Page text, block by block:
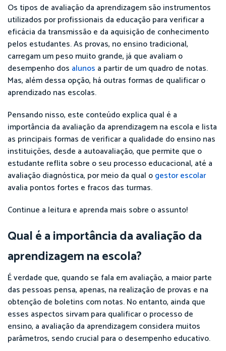
Os tipos de avaliação da aprendizagem são instrumentos
utilizados por profissionais da educação para verificar a
eficácia da transmissão e da aquisição de conhecimento
pelos estudantes. As provas, no ensino tradicional,
carregam um peso muito grande, já que avaliam o
desempenho dos alunos a partir de um quadro de notas.
Mas, além dessa opção, há outras formas de qualificar o
aprendizado nas escolas.
Pensando nisso, este conteúdo explica qual é a
importância da avaliação da aprendizagem na escola e lista
as principais formas de verificar a qualidade do ensino nas
instituições, desde a autoavaliação, que permite que o
estudante reflita sobre o seu processo educacional, até a
avaliação diagnóstica, por meio da qual ogestor escolar
avalia pontos fortes e fracos das turmas.
Continue a leitura e aprenda mais sobre o assunto!
Qual é a importância da avaliação da
aprendizagem na escola?
É verdade que, quando se fala em avaliação, a maior parte
das pessoas pensa, apenas, na realização de provas e na
obtenção de boletins com notas. No entanto, ainda que
esses aspectos sirvam para qualificar o processo de
ensino, a avaliação da aprendizagem considera muitos
parâmetros, sendo crucial para o desempenho educativo.